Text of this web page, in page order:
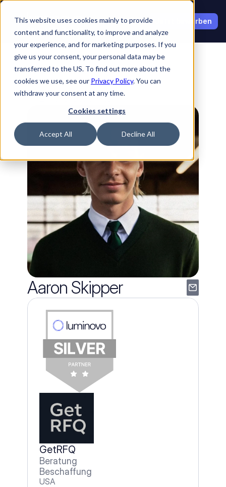
This website uses cookies mainly to provide
content and functionality, to improve and analyze
your experience, and for marketing purposes. If you
give us your consent, your personal data may be
transferred to the US. To find out more about the
cookies we use, see our Privacy Policy. You can
withdraw your consent at any time.
Cookies settings
Accept All Decline All
Jetzt bewerben
Zurück zu Botschaftern
Aaron Skipper
GetRFQ
Beratung
Beschaffung
USA